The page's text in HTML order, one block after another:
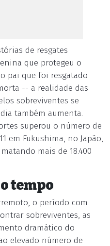
de resgates
que protegeu o
pai que foi resgatado
-- a realidade das
sobreviventes se
também aumenta.
superou o número de
em Fukushima, no Japão,
mais de 18.400
tempo
o período com
sobreviventes, as
dramático do
elevado número de